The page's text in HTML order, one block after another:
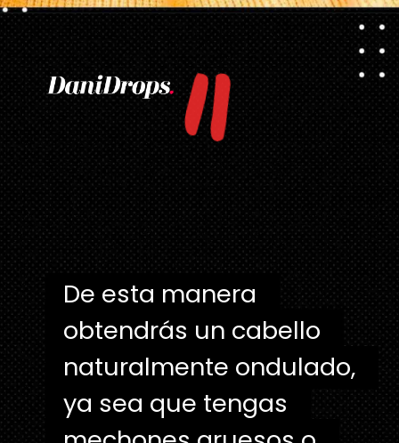
Abriendo... "
De esta manera
obtendrás un cabello
naturalmente ondulado,
ya sea que tengas
De esta manera
obtendrás un cabello
naturalmente ondulado,
ya sea que tengas